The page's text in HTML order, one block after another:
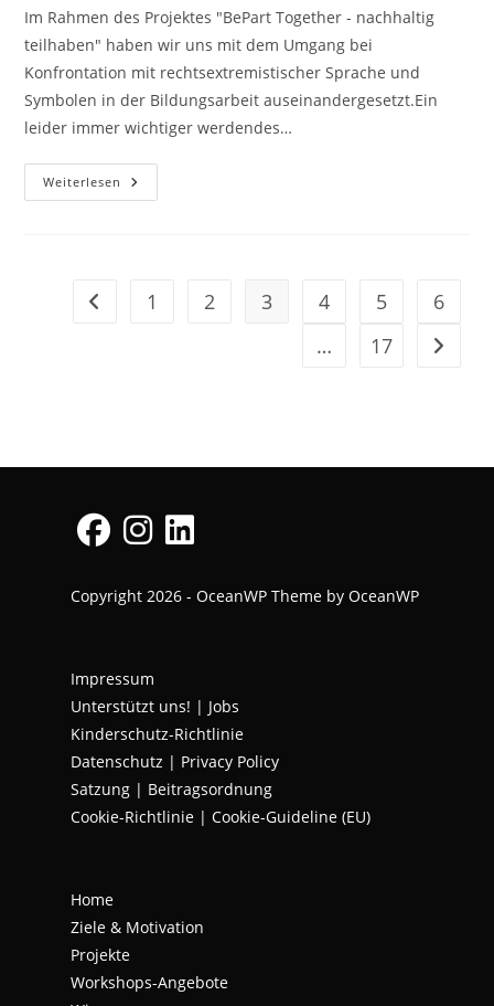
Im Rahmen des Projektes "BePart Together - nachhaltig
teilhaben" haben wir uns mit dem Umgang bei
Konfrontation mit rechtsextremistischer Sprache und
Symbolen in der Bildungsarbeit auseinandergesetzt.Ein
leider immer wichtiger werdendes…
Weiterlesen Seminar
Rechtsradikale
Bildungsarbeit
Gehe zur vorherigen Seite
1 2 3 4 5
6
…
17 Gehe
in
tab
in
tab
in
Copyright 2026 - OceanWP Theme by OceanWP
Impressum
Unterstützt uns! | Jobs
Kinderschutz-Richtlinie
Datenschutz | Privacy Policy
Satzung | Beitragsordnung
Cookie-Richtlinie | Cookie-Guideline (EU)
Home
Ziele & Motivation
Projekte
Workshops-Angebote